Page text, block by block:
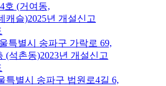
호 (거여동,
캐슬)2025년 개설신고
특별시 송파구 가락로 69,
(석촌동)2023년 개설신고
특별시 송파구 법원로4길 6,